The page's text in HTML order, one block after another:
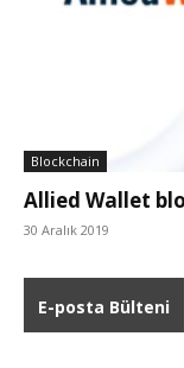
Blockchain
Allied Wallet
30 Aralık 2019
E-posta Bülteni